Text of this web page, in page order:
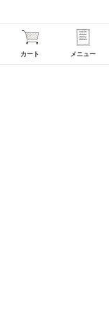
カート メニュー